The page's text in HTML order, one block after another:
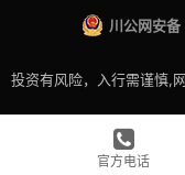
川公网安
投资有风险，入行需谨慎,
官方电话